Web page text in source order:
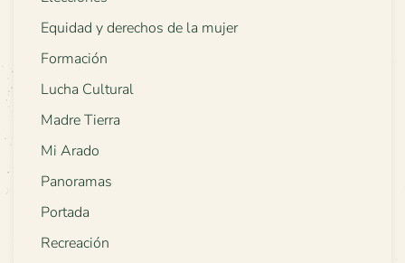
Equidad y derechos de la mujer
Formación
Lucha Cultural
Madre Tierra
Mi Arado
Panoramas
Portada
Recreación